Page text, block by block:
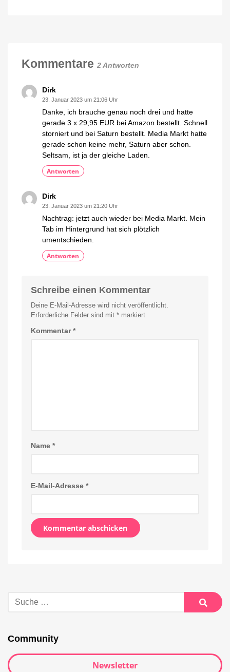
7,97
deutlich
größer
Kommentare 2 Antworten
Dirk
23. Januar 2023 um 21:06 Uhr
Danke, ich brauche genau noch drei und hatte
gerade 3 x 29,95 EUR bei Amazon bestellt. Schnell
storniert und bei Saturn bestellt. Media Markt hatte
gerade schon keine mehr, Saturn aber schon.
Seltsam, ist ja der gleiche Laden.
Antworten
Dirk
23. Januar 2023 um 21:20 Uhr
Nachtrag: jetzt auch wieder bei Media Markt. Mein
Tab im Hintergrund hat sich plötzlich
umentschieden.
Antworten
Schreibe einen Kommentar
Deine E-Mail-Adresse wird nicht veröffentlicht.
Erforderliche Felder sind mit * markiert
Kommentar*
Name *
E-Mail-Adresse *
Suche
nach:
Suche
Community
Newsletter